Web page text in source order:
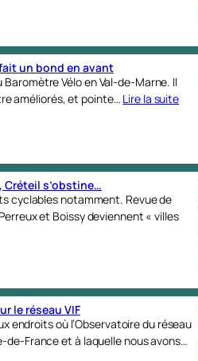
un bond en avant
Vélo en Val-de-Marne. Il
améliorés, et pointe… Lire la suite
Créteil s’obstine…
cyclables notamment. Revue de
et Boissy deviennent « villes
le réseau VIF
endroits où l’Observatoire du réseau
de-France et à laquelle nous avons…